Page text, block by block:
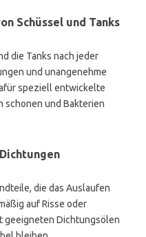
Schüssel und Tanks
die Tanks nach jeder
und unangenehme
speziell entwickelte
schonen und Bakterien
die das Auslaufen
auf Risse oder
geeigneten Dichtungsölen